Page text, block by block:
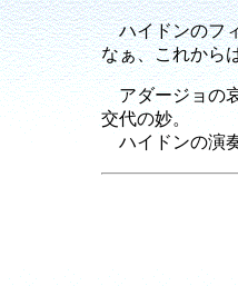
ハイドンのフィ
なぁ、これから
アダージョの哀
交代の妙。
ハイドンの演